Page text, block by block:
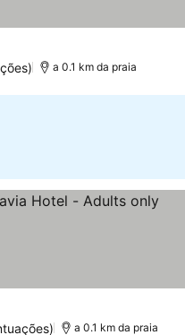
a 0.1 km da praia
a 0.1 km da praia